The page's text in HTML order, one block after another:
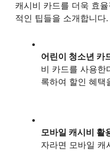
캐시비 카드를 더욱 효
적인 팁들을 소개합니다.
어린이 청소년 카
비 카드를 사용한
록하여 할인 혜택
모바일 캐시비 활
자라면 모바일 캐